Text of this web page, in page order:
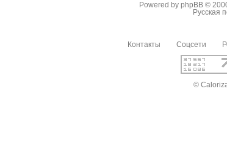
Powered by phpBB©
Русская
Контакты Соцсети
©